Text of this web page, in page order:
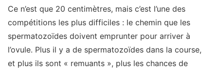
Ce n’est que 20 centimètres, mais c’est l’une des
compétitions les plus difficiles : le chemin que les
spermatozoïdes doivent emprunter pour arriver à
l’ovule. Plus il y a de spermatozoïdes dans la course,
et plus ils sont « remuants », plus les chances de